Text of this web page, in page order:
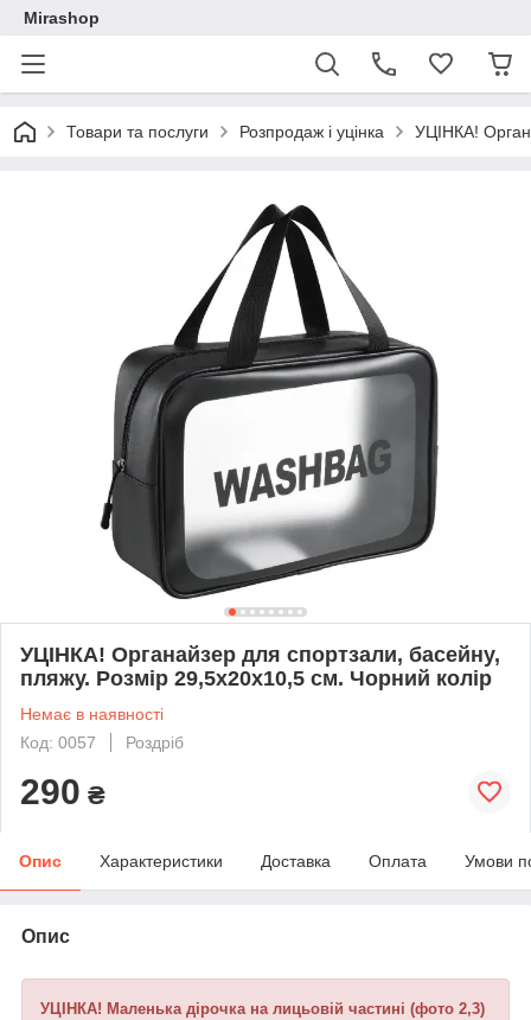
Mirashop
Товари та послуги Розпродаж і уцінка УЦІНКА!
УЦІНКА! Органайзер для спортзали, басейну,
пляжу. Розмір 29,5х20х10,5 см. Чорний колір
Немає в наявності
Код: 0057
Роздріб
290 ₴
Опис Характеристики Доставка Оплата Умови
Опис
УЦІНКА! Маленька дірочка на лицьовій частині (фото 2,3)